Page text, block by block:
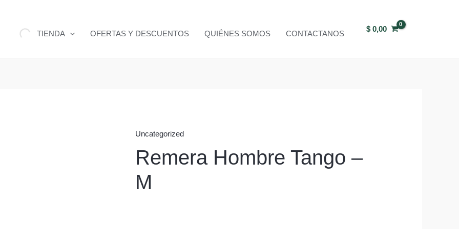
TIENDA OFERTAS Y DESCUENTOS QUIÉNES SOMOS CONTACTANOS
$ 0,00
Uncategorized
Remera Hombre Tango –
M